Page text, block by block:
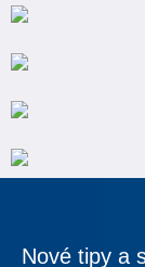
Nové tipy a